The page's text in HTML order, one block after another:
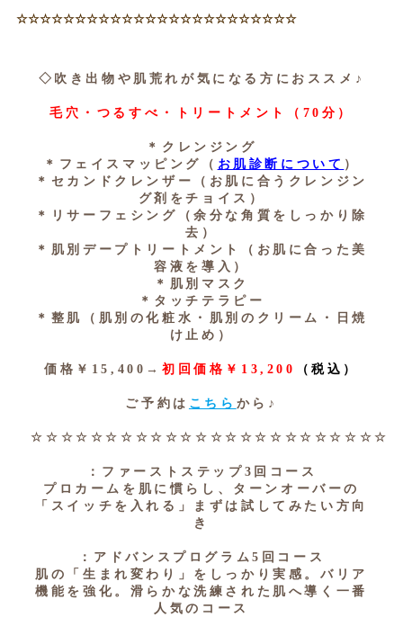
☆☆☆☆☆☆☆☆☆☆☆☆☆☆☆☆☆☆☆☆☆☆☆☆
◇吹き出物や肌荒れが気になる方におススメ♪
毛穴・つるすべ・トリートメント（70分）
＊クレンジング
＊フェイスマッピング（ お肌診断について ）
＊セカンドクレンザー（お肌に合うクレンジン
グ剤をチョイス）
＊リサーフェシング（余分な角質をしっかり除
去）
＊肌別デープトリートメント（お肌に合った美
容液を導入）
＊肌別マスク
＊タッチテラピー
＊整肌（肌別の化粧水・肌別のクリーム・日焼
け止め）
価格￥15,400→ 初回価格￥13,200 （税込）
ご予約は こちら から♪
☆☆☆☆☆☆☆☆☆☆☆☆☆☆☆☆☆☆☆☆☆☆☆☆
：ファーストステップ3回コース
プロカームを肌に慣らし、ターンオーバーの
「スイッチを入れる」まずは試してみたい方向
き
：アドバンスプログラム5回コース
肌の「生まれ変わり」をしっかり実感。バリア
機能を強化。滑らかな洗練された肌へ導く一番
人気のコース